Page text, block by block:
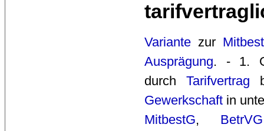
Variante zur
Ausprägung. - 1.
durch Tarifvertrag
Gewerkschaft in
MitbestG, BetrVG